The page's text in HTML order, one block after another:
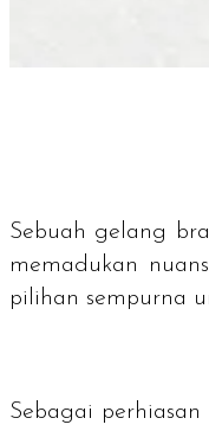
Sebuah gelang
memadukan
pilihan sempurna
Sebagai